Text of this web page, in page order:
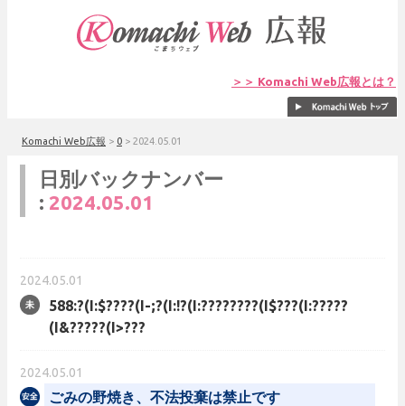
＞＞ Komachi Web広報とは？
Komachi Web広報 > 0 > 2024.05.01
日別バックナンバー
: 2024.05.01
2024.05.01
588:?(I:$????(I-;?(I:!?(I:????????(I$???(I:?????
(I&?????(I>???
2024.05.01
ごみの野焼き、不法投棄は禁止です